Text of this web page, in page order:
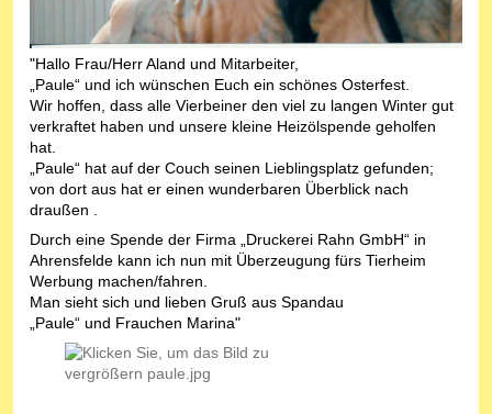
"Hallo Frau/Herr Aland und Mitarbeiter,
„Paule“ und ich wünschen Euch ein schönes Osterfest.
Wir hoffen, dass alle Vierbeiner den viel zu langen Winter gut
verkraftet haben und unsere kleine Heizölspende geholfen
hat.
„Paule“ hat auf der Couch seinen Lieblingsplatz gefunden;
von dort aus hat er einen wunderbaren Überblick nach
draußen .
Durch eine Spende der Firma „Druckerei Rahn GmbH“ in
Ahrensfelde kann ich nun mit Überzeugung fürs Tierheim
Werbung machen/fahren.
Man sieht sich und lieben Gruß aus Spandau
„Paule“ und Frauchen Marina"